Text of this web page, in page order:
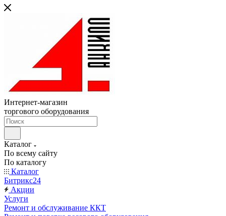
Интернет-магазин
торгового оборудования
Каталог
По всему сайту
По каталогу
Каталог
Битрикс24
Акции
Услуги
Ремонт и обслуживание ККТ